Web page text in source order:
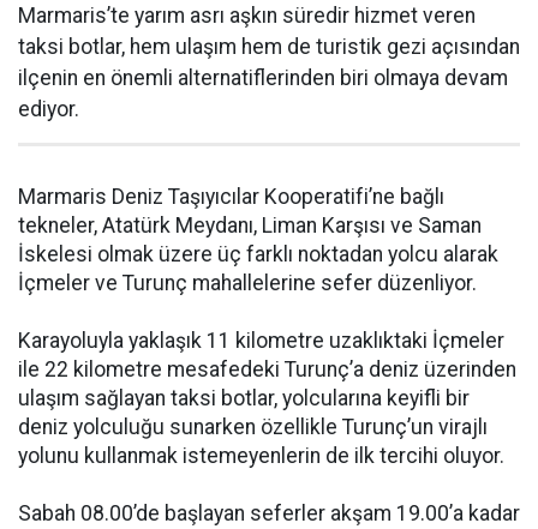
Marmaris’te yarım asrı aşkın süredir hizmet veren
taksi botlar, hem ulaşım hem de turistik gezi açısından
ilçenin en önemli alternatiflerinden biri olmaya devam
ediyor.
Marmaris Deniz Taşıyıcılar Kooperatifi’ne bağlı
tekneler, Atatürk Meydanı, Liman Karşısı ve Saman
İskelesi olmak üzere üç farklı noktadan yolcu alarak
İçmeler ve Turunç mahallelerine sefer düzenliyor.
Karayoluyla yaklaşık 11 kilometre uzaklıktaki İçmeler
ile 22 kilometre mesafedeki Turunç’a deniz üzerinden
ulaşım sağlayan taksi botlar, yolcularına keyifli bir
deniz yolculuğu sunarken özellikle Turunç’un virajlı
yolunu kullanmak istemeyenlerin de ilk tercihi oluyor.
Sabah 08.00’de başlayan seferler akşam 19.00’a kadar